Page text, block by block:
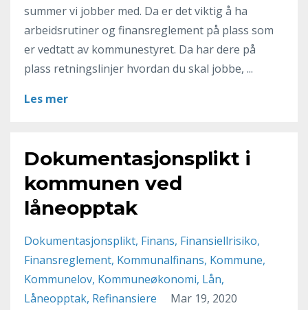
summer vi jobber med. Da er det viktig å ha
arbeidsrutiner og finansreglement på plass som
er vedtatt av kommunestyret. Da har dere på
plass retningslinjer hvordan du skal jobbe, ...
Les mer
Dokumentasjonsplikt i
kommunen ved
låneopptak
Dokumentasjonsplikt Finans Finansiellrisiko
Finansreglement Kommunalfinans Kommune
Kommunelov Kommuneøkonomi Lån
Låneopptak Refinansiere Mar 19, 2020